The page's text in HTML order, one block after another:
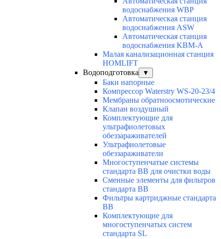
водоснабжения WBP
Автоматическая станция
водоснабжения ASW
Автоматическая станция
водоснабжения KBM-A
Малая канализационная станция
HOMLIFT
Водоподготовка
▼
Баки напорные
Компрессор Waterstry WS-20-23/4
Мембраны обратноосмотические
Клапан воздушный
Комплектующие для
ультрафиолетовых
обеззараживателей
Ультрафиолетовые
обеззараживатели
Многоступенчатые системы
стандарта BB для очистки воды
Сменные элементы для фильтров
стандарта BB
Фильтры картриджные стандарта
BB
Комплектующие для
многоступенчатых систем
стандарта SL